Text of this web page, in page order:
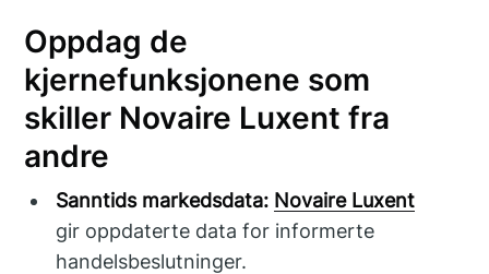
Oppdag de
kjernefunksjonene som
skiller Novaire Luxent fra
andre
Sanntids markedsdata: Novaire Luxent
gir oppdaterte data for informerte
handelsbeslutninger.